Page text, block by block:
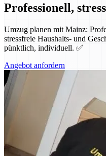
Professionell,
Umzug planen mit Mainz:
stressfreie Haushalts- und
pünktlich, individuell. ✅
Angebot anfordern